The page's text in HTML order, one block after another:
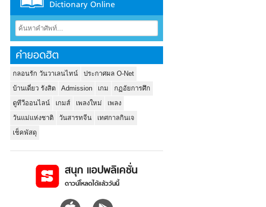
Dictionary Online
คำยอดฮิต
กลอนรัก วันวาเลนไทน์
ประกาศผล O-Net
บ้านเดี่ยว รังสิต
Admission เกม
กฏอัยการศึก
ดูทีวีออนไลน์
เกมส์ เพลงใหม่
เพลง
วันแม่แห่งชาติ
วันสารทจีน
เทศกาลกินเจ
เช็คพัสดุ
สนุก แอปพลิเคชั่น
ดาวน์โหลดได้แล้ววันนี้